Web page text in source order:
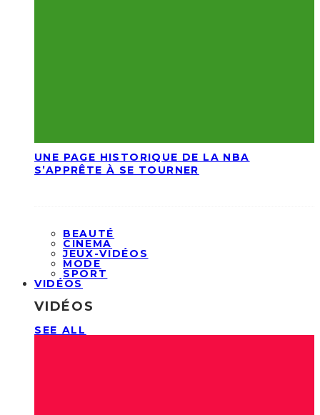
UNE PAGE HISTORIQUE DE LA NBA
S’APPRÊTE À SE TOURNER
BEAUTÉ
CINEMA
JEUX-VIDÉOS
MODE
SPORT
VIDÉOS
VIDÉOS
SEE ALL